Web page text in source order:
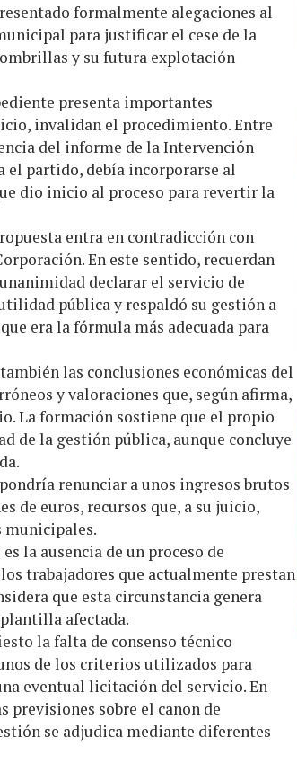
formalmente alegaciones al
para justificar el cese de la
y su futura explotación
presenta importantes
invalidan el procedimiento. Entre
del informe de la Intervención
el partido, debía incorporarse al
dio inicio al proceso para revertir la
entra en contradicción con
En este sentido, recuerdan
declarar el servicio de
pública y respaldó su gestión a
era la fórmula más adecuada para
las conclusiones económicas del
y valoraciones que, según afirma,
La formación sostiene que el propio
de la gestión pública, aunque concluye
renunciar a unos ingresos brutos
de euros, recursos que, a su juicio,
municipales.
la ausencia de un proceso de
trabajadores que actualmente prestan
que esta circunstancia genera
afectada.
la falta de consenso técnico
de los criterios utilizados para
eventual licitación del servicio. En
previsiones sobre el canon de
se adjudica mediante diferentes